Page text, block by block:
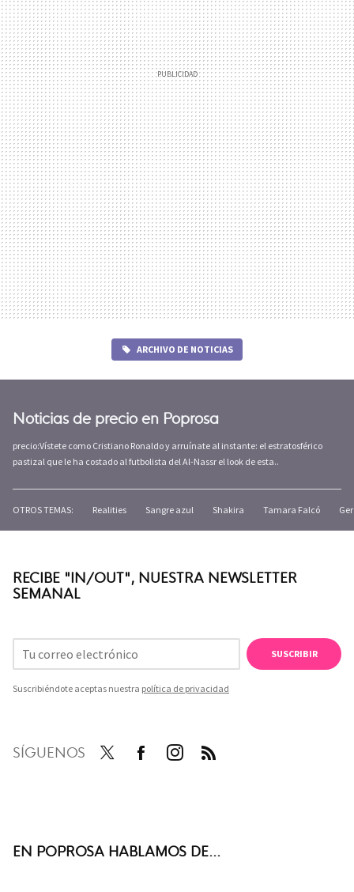
ARCHIVO DE NOTICIAS
Noticias de precio en Poprosa
precio:Vístete como Cristiano Ronaldo y arruínate al instante: el estratosférico
pastizal que le ha costado al futbolista del Al-Nassr el look de esta..
OTROS TEMAS: Realities Sangre azul Shakira Tamara Falcó
RECIBE "IN/OUT", NUESTRA NEWSLETTER
SEMANAL
SUSCRIBIR
Suscribiéndote aceptas nuestra política de privacidad
SÍGUENOS
EN POPROSA HABLAMOS DE...